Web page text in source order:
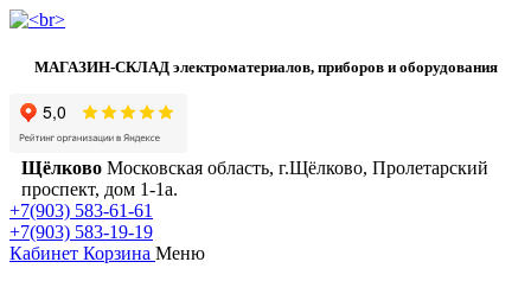
МАГАЗИН-СКЛАД электроматериалов, приборов и оборудования
Щёлково Московская область, г.Щёлково, Пролетарский
проспект, дом 1‑1а.
+7(903) 583-61-61
+7(903) 583-19-19
Кабинет Корзина Меню